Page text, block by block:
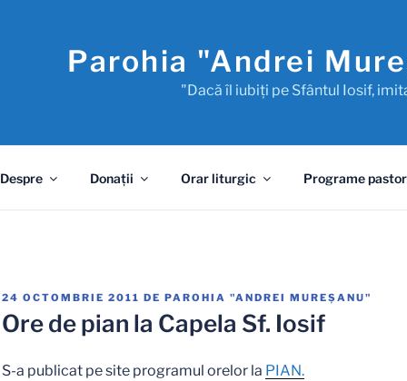
Parohia "Andrei
"Dacă îl iubiţi pe Sfântul Iosif,
Despre Donaţii Orar liturgic Programe
PUBLICAT
PE
24 OCTOMBRIE 2011 DE PAROHIA "ANDREI MUREŞANU"
Ore de pian la Capela Sf. Iosif
S-a publicat pe site programul orelor la PIAN.